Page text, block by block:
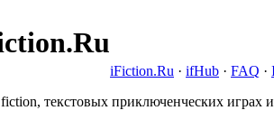
iFiction.Ru · ifHub · FAQ ·
текстовых приключенческих играх